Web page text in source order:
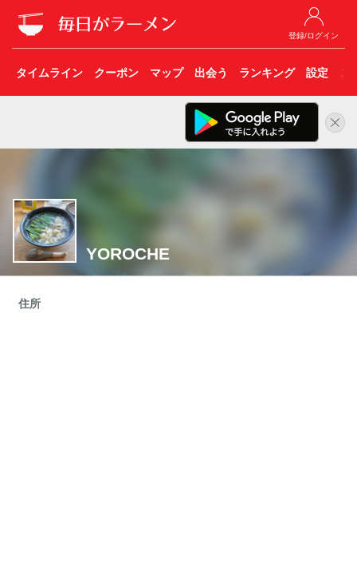
登録/ログイン
タイムライン クーポン マップ 出会う ランキング 設定 こ
YOROCHE
住所